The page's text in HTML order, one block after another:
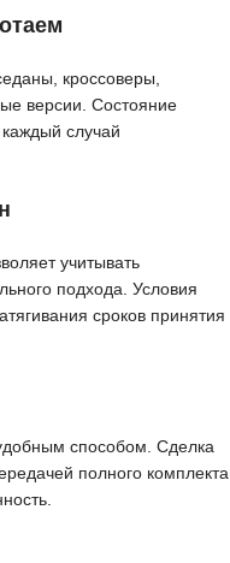
кроссоверы,
версии. Состояние
случай
учитывать
подхода. Условия
сроков принятия
способом. Сделка
полного комплекта